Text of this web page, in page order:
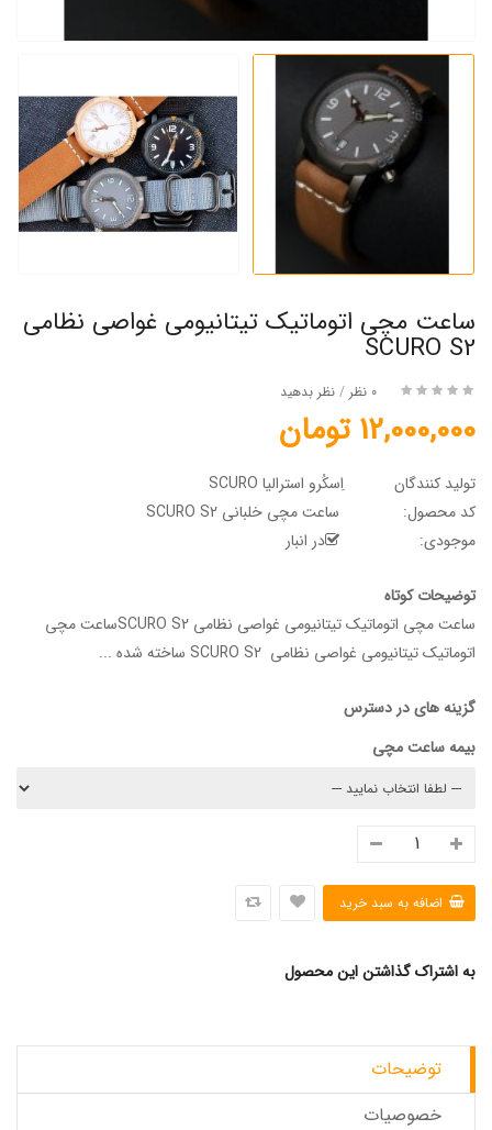
ساعت مچی اتوماتیک تیتانیومی غواصی نظامی
SCURO S2
0 نظر / نظر بدهید
12,000,000 تومان
تولید کنندگان
اِسکُرو استرالیا SCURO
کد محصول:
ساعت مچی خلبانی SCURO S2
موجودی:
در انبار
توضیحات کوتاه
ساعت مچی اتوماتیک تیتانیومی غواصی نظامی SCURO S2ساعت مچی
اتوماتیک تیتانیومی غواصی نظامی SCURO S2 ساخته شده ...
گزینه های در دسترس
بیمه ساعت مچی
به اشتراک گذاشتن این محصول
توضیحات
خصوصیات